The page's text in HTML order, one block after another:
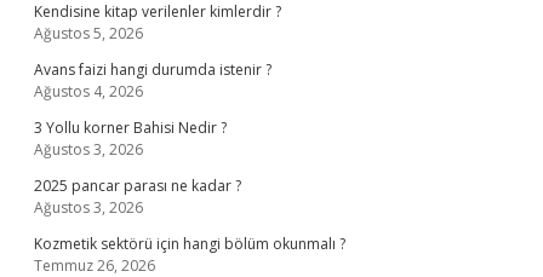
Kendisine kitap verilenler kimlerdir ?
Ağustos 5, 2026
Avans faizi hangi durumda istenir ?
Ağustos 4, 2026
3 Yollu korner Bahisi Nedir ?
Ağustos 3, 2026
2025 pancar parası ne kadar ?
Ağustos 3, 2026
Kozmetik sektörü için hangi bölüm okunmalı ?
Temmuz 26, 2026